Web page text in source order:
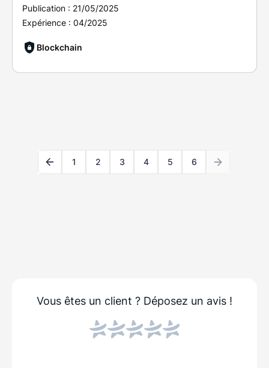
Publication : 21/05/2025
Expérience : 04/2025
Blockchain
1 2 3 4 5 6
Vous êtes un client ? Déposez un avis !